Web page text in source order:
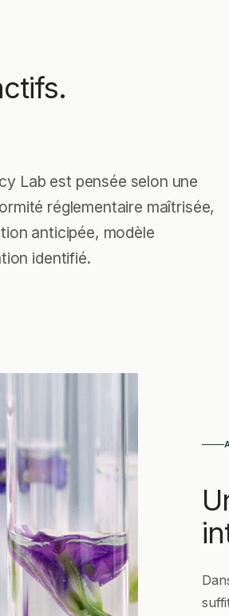
Lab est pensée selon une
réglementaire maîtrisée,
anticipée, modèle
identifié.